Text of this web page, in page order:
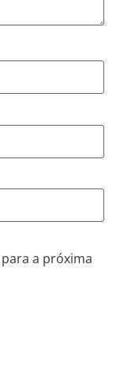
a próxima